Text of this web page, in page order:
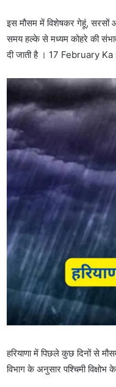
इस मौसम में विशेषकर गेहूं, सरसों
समय हल्के से मध्यम कोहरे की
दी जाती है । 17 February
हरियाणा में पिछले कुछ दिनों से
विभाग के अनुसार पश्चिमी